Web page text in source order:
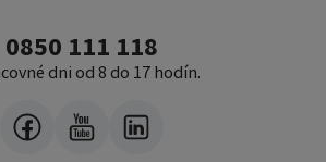
0850 111 118
dni od 8 do 17 hodín.